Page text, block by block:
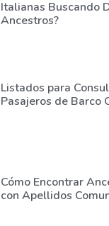
Italianas Buscando
Ancestros?
Listados para
Pasajeros de Barco
Cómo Encontrar
con Apellidos